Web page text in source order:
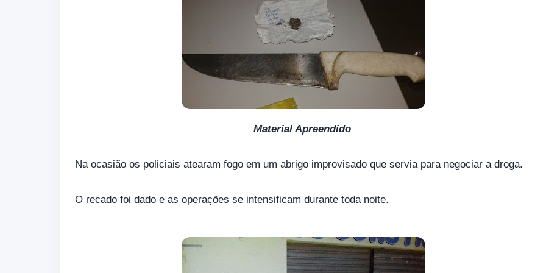
Material Apreendido
Na ocasião os policiais atearam fogo em um abrigo improvisado que servia para negociar a droga.
O recado foi dado e as operações se intensificam durante toda noite.